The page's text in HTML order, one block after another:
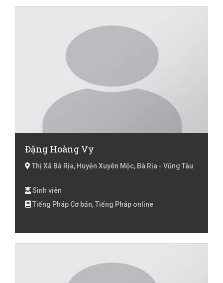
Đặng Hoàng Vy
Thị Xã Bà Rịa, Huyện Xuyên Mộc, Bà Rịa - Vũng Tàu
Sinh viên
Tiếng Pháp Cơ bản, Tiếng Pháp online